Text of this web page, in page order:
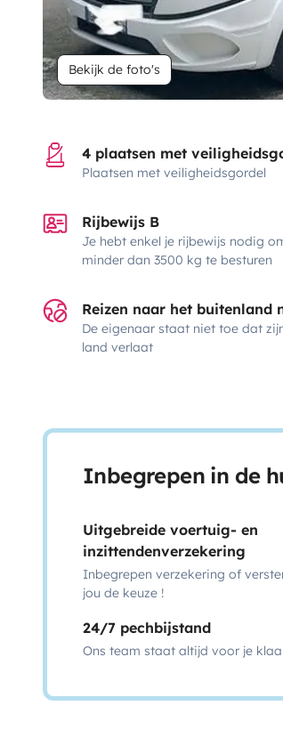
Bekijk de foto's
4 plaatsen met
Plaatsen met veiligheidsgordel
Rijbewijs B
Je hebt enkel je rijbewijs nodig
minder dan 3500 kg te besturen
Reizen naar het buitenland
De eigenaar staat niet toe dat
land verlaat
Inbegrepen in de
Uitgebreide voertuig- en
inzittendenverzekering
Inbegrepen verzekering of
jou de keuze !
24/7 pechbijstand
Ons team staat altijd voor je